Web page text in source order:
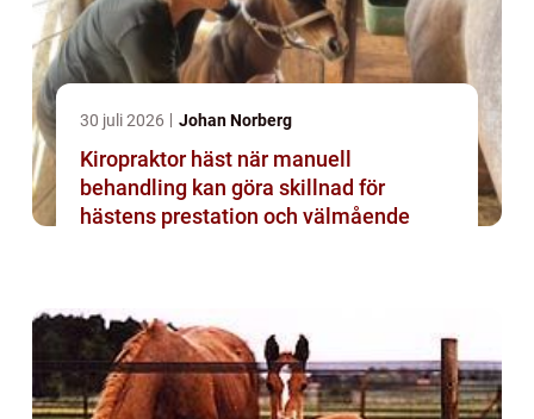
30 juli 2026 Johan Norberg
Kiropraktor häst när manuell
behandling kan göra skillnad för
hästens prestation och välmående